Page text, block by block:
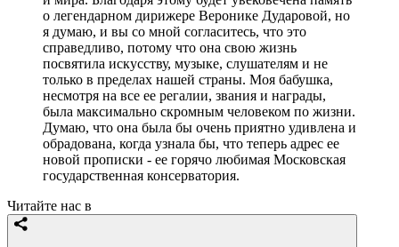
о легендарном дирижере Веронике Дударовой, но
я думаю, и вы со мной согласитесь, что это
справедливо, потому что она свою жизнь
посвятила искусству, музыке, слушателям и не
только в пределах нашей страны. Моя бабушка,
несмотря на все ее регалии, звания и награды,
была максимально скромным человеком по жизни.
Думаю, что она была бы очень приятно удивлена и
обрадована, когда узнала бы, что теперь адрес ее
новой прописки - ее горячо любимая Московская
государственная консерватория.
Читайте нас в